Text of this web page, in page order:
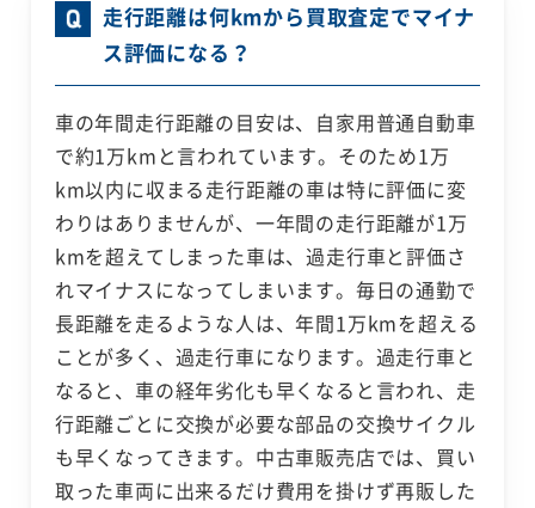
走行距離は何kmから買取査定でマイナ
ス評価になる？
車の年間走行距離の目安は、自家用普通自動車
で約1万kmと言われています。そのため1万
km以内に収まる走行距離の車は特に評価に変
わりはありませんが、一年間の走行距離が1万
kmを超えてしまった車は、過走行車と評価さ
れマイナスになってしまいます。毎日の通勤で
長距離を走るような人は、年間1万kmを超える
ことが多く、過走行車になります。過走行車と
なると、車の経年劣化も早くなると言われ、走
行距離ごとに交換が必要な部品の交換サイクル
も早くなってきます。中古車販売店では、買い
取った車両に出来るだけ費用を掛けず再販した